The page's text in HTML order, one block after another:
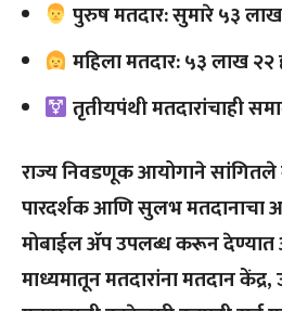
पुरुष मतदार: सुमारे ५३ लाख
महिला मतदार: ५३ लाख २२
तृतीयपंथी मतदारांचाही
राज्य निवडणूक आयोगाने सांगितले
पारदर्शक आणि सुलभ मतदानाचा
मोबाईल अ‍ॅप उपलब्ध करून
माध्यमातून मतदारांना मतदान केंद्र,